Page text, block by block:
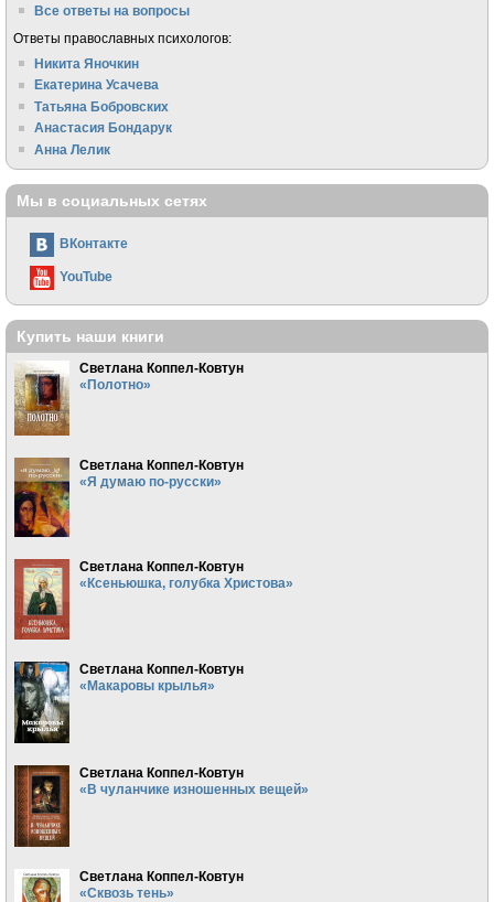
Все ответы на вопросы
Ответы православных психологов:
Никита Яночкин
Екатерина Усачева
Татьяна Бобровских
Анастасия Бондарук
Анна Лелик
Мы в социальных сетях
ВКонтакте
YouTube
Купить наши книги
Светлана Коппел-Ковтун
«Полотно»
Светлана Коппел-Ковтун
«Я думаю по-русски»
Светлана Коппел-Ковтун
«Ксеньюшка, голубка Христова»
Светлана Коппел-Ковтун
«Макаровы крылья»
Светлана Коппел-Ковтун
«В чуланчике изношенных вещей»
Светлана Коппел-Ковтун
«Сквозь тень»